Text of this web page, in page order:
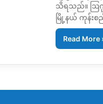
သိရသည်။ ဩဂု
မြို့နယ် ကုန်းစ
Read More